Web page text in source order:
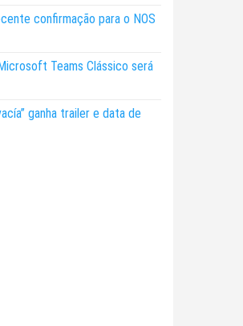
confirmação para o NOS
Teams Clássico será
ganha trailer e data de